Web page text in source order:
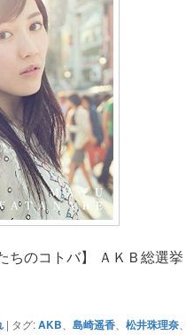
ちのコトバ】 ＡＫＢ総選
女たちのコトバ】 ＡＫＢ総
| タグ:AKB 島崎遥香 松井珠理奈